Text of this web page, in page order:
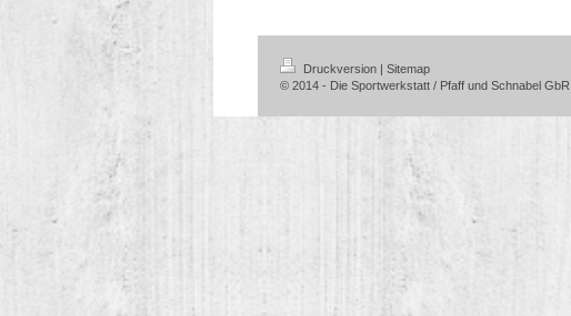
Druckversion | Sitemap
© 2014 - Die Sportwerkstatt / Pfaff und Schnabel GbR